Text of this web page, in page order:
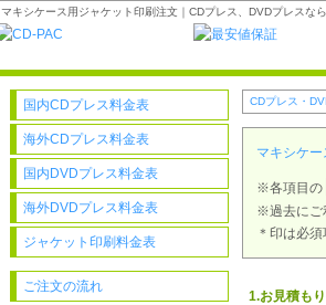
マキシケース用ジャケット印刷注文｜CDプレス、DVDプレスな
CDプレス・
マキシケ
※各項目の
※過去にご
＊印は必須
1.お見積も
国内CDプレス料金表
海外CDプレス料金表
国内DVDプレス料金表
海外DVDプレス料金表
ジャケット印刷料金表
ご注文の流れ